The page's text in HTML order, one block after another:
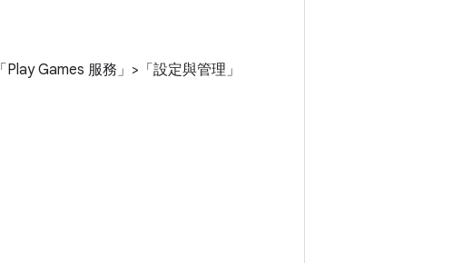
「Play Games 服務」 > 「設定與管理」